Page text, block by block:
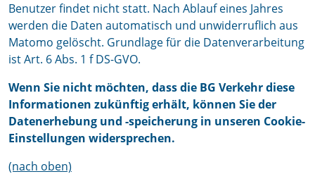
Benutzer findet nicht statt. Nach Ablauf eines Jahres
werden die Daten automatisch und unwiderruflich aus
Matomo gelöscht. Grundlage für die Datenverarbeitung
ist Art. 6 Abs. 1 f DS-GVO.
Wenn Sie nicht möchten, dass die BG Verkehr diese
Informationen zukünftig erhält, können Sie der
Datenerhebung und -speicherung in unseren Cookie-
Einstellungen widersprechen.
(nach oben)